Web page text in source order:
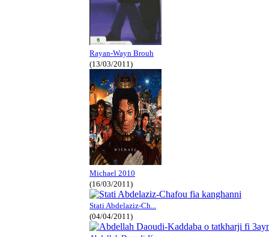
Rayan-Wayn Brouh
(13/03/2011)
Michael 2010
(16/03/2011)
Stati Abdelaziz-Ch...
(04/04/2011)